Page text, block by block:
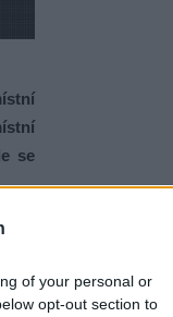
of your personal or
opt-out section to
se